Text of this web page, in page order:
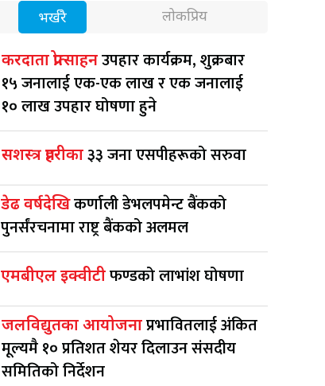
भर्खरै लोकप्रिय
करदाता प्रोत्साहनउपहार कार्यक्रम, शुक्रबार
१५ जनालाई एक-एक लाख र एक जनालाई
१० लाख उपहार घोषणा हुने
सशस्त्र प्रहरीका३३ जना एसपीहरूको सरुवा
डेढ वर्षदेखिकर्णाली डेभलपमेन्ट बैंकको
पुनर्संरचनामा राष्ट्र बैंकको अलमल
एमबीएल इक्वीटीफण्डको लाभांश घोषणा
जलविद्युतका आयोजनाप्रभावितलाई अंकित
मूल्यमै १० प्रतिशत शेयर दिलाउन संसदीय
समितिको निर्देशन